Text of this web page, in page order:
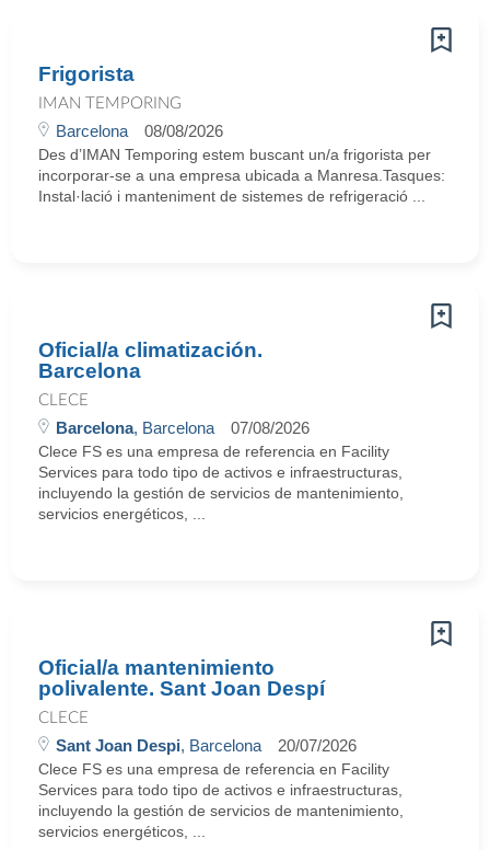
Frigorista
IMAN TEMPORING
Barcelona 08/08/2026
Des d’IMAN Temporing estem buscant un/a frigorista per
incorporar-se a una empresa ubicada a Manresa.Tasques:
Instal·lació i manteniment de sistemes de refrigeració ...
Oficial/a climatización.
Barcelona
CLECE
Barcelona, Barcelona 07/08/2026
Clece FS es una empresa de referencia en Facility
Services para todo tipo de activos e infraestructuras,
incluyendo la gestión de servicios de mantenimiento,
servicios energéticos, ...
Oficial/a mantenimiento
polivalente. Sant Joan Despí
CLECE
Sant Joan Despi, Barcelona 20/07/2026
Clece FS es una empresa de referencia en Facility
Services para todo tipo de activos e infraestructuras,
incluyendo la gestión de servicios de mantenimiento,
servicios energéticos, ...